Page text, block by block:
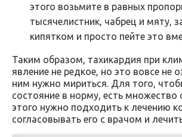
этого возьмите в равных
тысячелистник, чабрец и мяту,
кипятком и просто пейте это
Таким образом, тахикардия при
явление не редкое, но это вовсе не
ним нужно мириться. Для того,
состояние в норму, есть множество
этого нужно подходить к лечению
согласовывать его с врачом и